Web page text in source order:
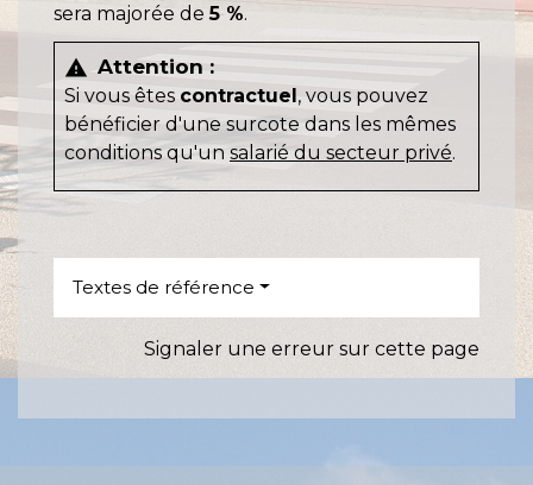
sera majorée de5 %.
warning Attention :
Si vous êtes contractuel, vous pouvez
bénéficier d'une surcote dans les mêmes
conditions qu'un salarié du secteur privé.
Textes de référence
Signaler une erreur sur cette page